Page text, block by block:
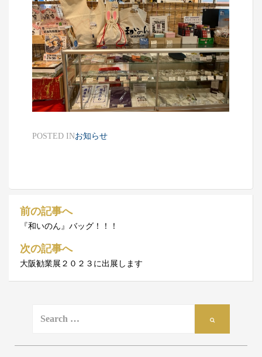
POSTED INお知らせ
投
稿
ナ
ビ
シ
前の記事へ
『和いのん』バッグ！！！
次の記事へ
大阪勧業展２０２３に出展します
r
e
a